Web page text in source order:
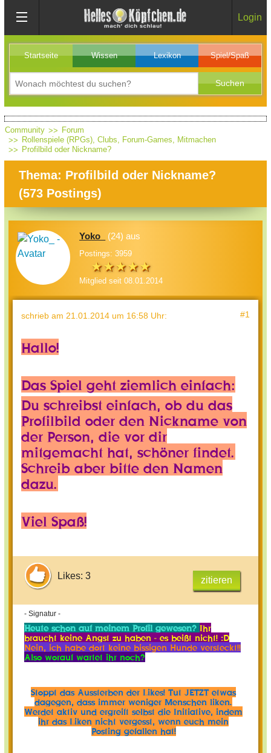
Login
Startseite Wissen Lexikon Spiel/Spaß
Community
Forum
Rollenspiele (RPGs), Clubs, Forum-Games, Mitmachen
Profilbild oder Nickname?
Thema: Profilbild oder Nickname?
(573 Postings)
Yoko_ (24) aus
Postings: 3959
Mitglied seit 08.01.2014
schrieb am 21.01.2014 um 16:58 Uhr: #1
Hallo!
Das Spiel geht ziemlich einfach:
Du schreibst einfach, ob du das
Profilbild oder den Nickname von
der Person, die vor dir
mitgemacht hat, schöner findet.
Schreib aber bitte den Namen
dazu.
Viel Spaß!
Likes: 3 zitieren
- Signatur -
Heute schon auf meinem Profil gewesen? Ihr
braucht keine Angst zu haben - es beißt nicht! :D
Nein, ich habe dort keine bissigen Hunde versteckt!!
Also worauf wartet ihr noch?
Stoppt das Aussterben der Likes! Tut JETZT etwas
dagegen, dass immer weniger Menschen liken.
Werdet aktiv und ergreift selbst die Initiative, indem
ihr das Liken nicht vergesst, wenn euch mein
Posting gefallen hat!